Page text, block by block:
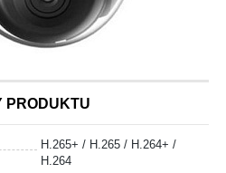
PRODUKTU
H.265+ / H.265 / H.264+ /
H.264